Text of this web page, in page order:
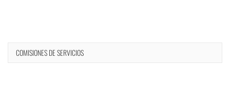
COMISIONES DE SERVICIOS